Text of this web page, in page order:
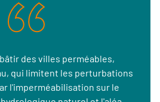
des villes perméables,
qui limitent les perturbations
l'imperméabilisation sur le